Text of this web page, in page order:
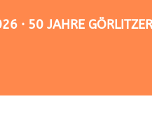
· 50 JAHRE